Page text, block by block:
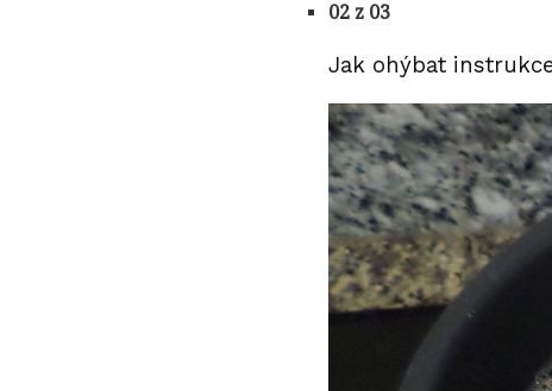
02 z 03
Jak ohýbat